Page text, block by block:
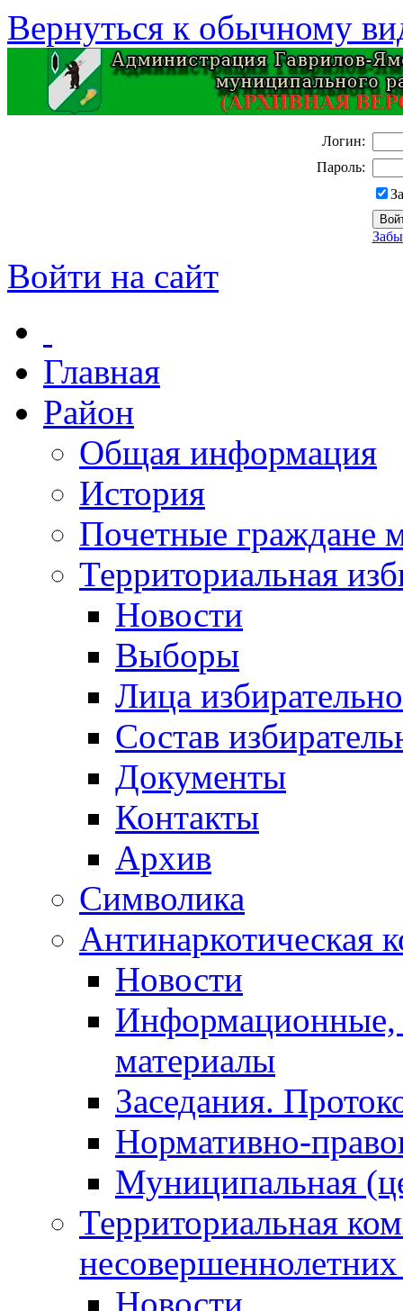
Вернуться к обычному
Логин:
Пароль:
Войти на сайт
Главная
Район
Общая информация
История
Почетные граждане
Территориальная
Новости
Выборы
Лица
Состав
Документы
Контакты
Архив
Символика
Антинаркотическая
Новости
Информационные,
материалы
Заседания.
Нормативно-
Муниципальная
Территориальная